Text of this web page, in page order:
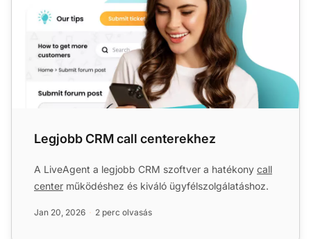
Legjobb CRM call centerekhez
A LiveAgent a legjobb CRM szoftver a hatékony call
center működéshez és kiváló ügyfélszolgálatáshoz.
Jan 20, 2026 2 perc olvasás